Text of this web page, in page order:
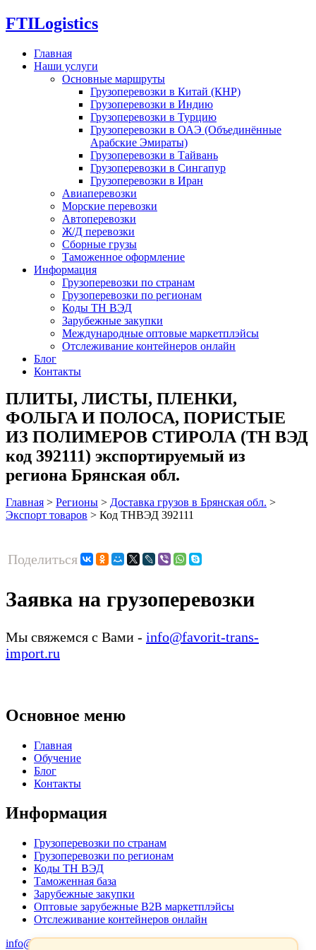
FTILogistics
Главная
Наши услуги
Основные маршруты
Грузоперевозки в Китай (КНР)
Грузоперевозки в Индию
Грузоперевозки в Турцию
Грузоперевозки в ОАЭ (Объединённые
Арабские Эмираты)
Грузоперевозки в Тайвань
Грузоперевозки в Сингапур
Грузоперевозки в Иран
Авиаперевозки
Морские перевозки
Автоперевозки
Ж/Д перевозки
Сборные грузы
Таможенное оформление
Информация
Грузоперевозки по странам
Грузоперевозки по регионам
Коды ТН ВЭД
Зарубежные закупки
Международные оптовые маркетплэйсы
Отслеживание контейнеров онлайн
Блог
Контакты
ПЛИТЫ, ЛИСТЫ, ПЛЕНКИ,
ФОЛЬГА И ПОЛОСА, ПОРИСТЫЕ
ИЗ ПОЛИМЕРОВ СТИРОЛА (ТН ВЭД
код 392111) экспортируемый из
региона Брянская обл.
Главная > Регионы > Доставка грузов в Брянская обл. >
Экспорт товаров > Код ТНВЭД 392111
Поделиться
Заявка на грузоперевозки
Мы свяжемся с Вами - info@favorit-trans-
import.ru
Основное меню
Главная
Обучение
Блог
Контакты
Информация
Грузоперевозки по странам
Грузоперевозки по регионам
Коды ТН ВЭД
Таможенная база
Зарубежные закупки
Оптовые зарубежные B2B маркетплэйсы
Отслеживание контейнеров онлайн
info@favorit-trans-import.ru